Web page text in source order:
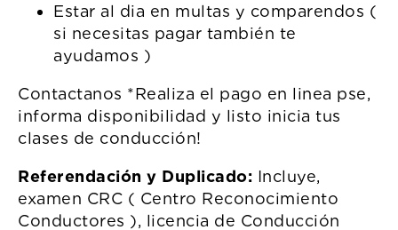
Estar al dia en multas y comparendos (
si necesitas pagar también te
ayudamos )
Contactanos *Realiza el pago en linea pse,
informa disponibilidad y listo inicia tus
clases de conducción!
Referendación y Duplicado: Incluye,
examen CRC ( Centro Reconocimiento
Conductores ), licencia de Conducción